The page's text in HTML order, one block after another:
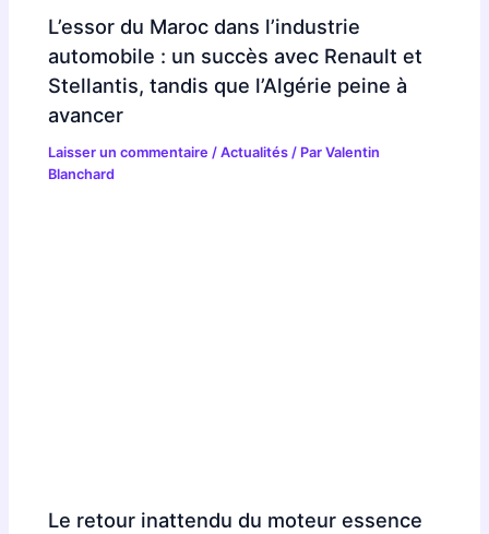
L’essor du Maroc dans l’industrie
automobile : un succès avec Renault et
Stellantis, tandis que l’Algérie peine à
avancer
Laisser un commentaire /Actualités / ParValentin
Blanchard
Le retour inattendu du moteur essence